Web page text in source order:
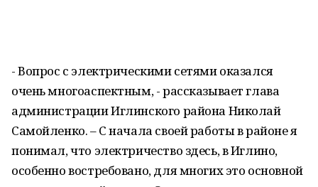
- Вопрос с электрическими сетями оказался
очень многоаспектным, - рассказывает глава
администрации Иглинского района Николай
Самойленко. – С начала своей работы в районе я
понимал, что электричество здесь, в Иглино,
особенно востребовано, для многих это основной